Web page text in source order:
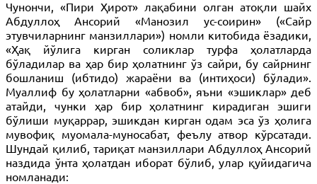
Чунончи, «Пири Ҳирот» лақабини олган атоқли шайх
Абдуллоҳ Ансорий «Манозил ус-соирин» («Сайр
этувчиларнинг манзиллари») номли китобида ёзадики,
«Ҳақ йўлига кирган соликлар турфа ҳолатларда
бўладилар ва ҳар бир ҳолатнинг ўз сайри, бу сайрнинг
бошланиш (ибтидо) жараёни ва (интиҳоси) бўлади».
Муаллиф бу ҳолатларни «абвоб», яъни «эшиклар» деб
атайди, чунки ҳар бир ҳолатнинг кирадиган эшиги
бўлиши муқаррар, эшикдан кирган одам эса ўз ҳолига
мувофиқ муомала-муносабат, феълу атвор кўрсатади.
Шундай қилиб, тариқат манзиллари Абдуллоҳ Ансорий
наздида ўнта ҳолатдан иборат бўлиб, улар қуйидагича
номланади: